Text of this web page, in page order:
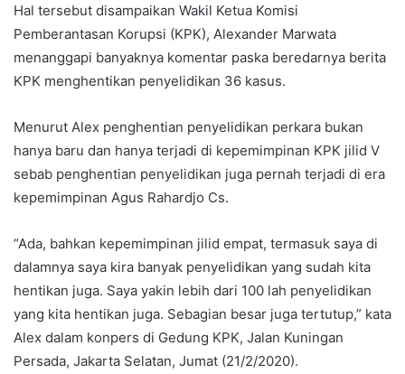
Hal tersebut disampaikan Wakil Ketua Komisi
Pemberantasan Korupsi (KPK), Alexander Marwata
menanggapi banyaknya komentar paska beredarnya berita
KPK menghentikan penyelidikan 36 kasus.
Menurut Alex penghentian penyelidikan perkara bukan
hanya baru dan hanya terjadi di kepemimpinan KPK jilid V
sebab penghentian penyelidikan juga pernah terjadi di era
kepemimpinan Agus Rahardjo Cs.
“Ada, bahkan kepemimpinan jilid empat, termasuk saya di
dalamnya saya kira banyak penyelidikan yang sudah kita
hentikan juga. Saya yakin lebih dari 100 lah penyelidikan
yang kita hentikan juga. Sebagian besar juga tertutup,” kata
Alex dalam konpers di Gedung KPK, Jalan Kuningan
Persada, Jakarta Selatan, Jumat (21/2/2020).